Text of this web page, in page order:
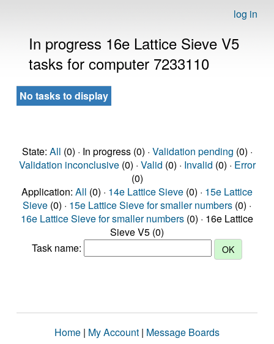
log in
In progress 16e Lattice Sieve V5
tasks for computer 7233110
No tasks to display
State: All (0) · In progress (0) · Validation pending (0) ·
Validation inconclusive(0) · Valid (0) · Invalid (0) · Error
(0)
Application: All (0) · 14e Lattice Sieve (0) · 15e Lattice
Sieve (0) · 15e Lattice Sieve for smaller numbers (0) ·
16e Lattice Sieve for smaller numbers (0) · 16e Lattice
Sieve V5 (0)
Task name:
Home | My Account | Message Boards